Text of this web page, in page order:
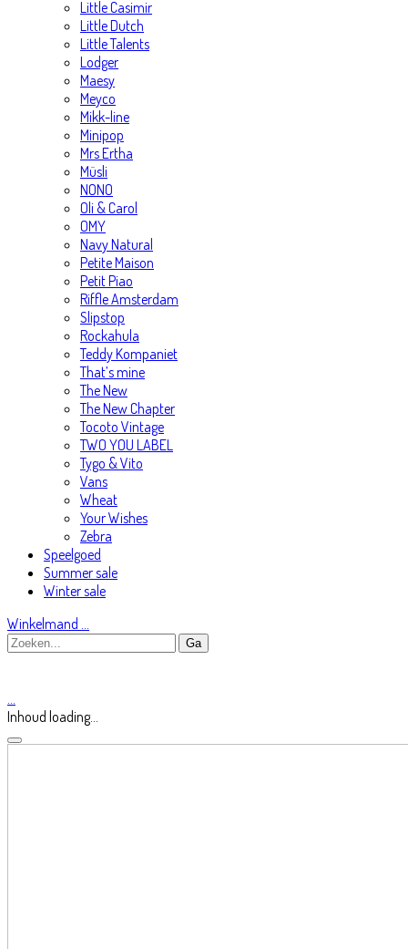
Little Casimir
Little Dutch
Little Talents
Lodger
Maesy
Meyco
Mikk-line
Minipop
Mrs Ertha
Müsli
NONO
Oli & Carol
OMY
Navy Natural
Petite Maison
Petit Piao
Riffle Amsterdam
Slipstop
Rockahula
Teddy Kompaniet
That’s mine
The New
The New Chapter
Tocoto Vintage
TWO YOU LABEL
Tygo & Vito
Vans
Wheat
Your Wishes
Zebra
Speelgoed
Summer sale
Winter sale
Winkelmand …
…
Inhoud loading...